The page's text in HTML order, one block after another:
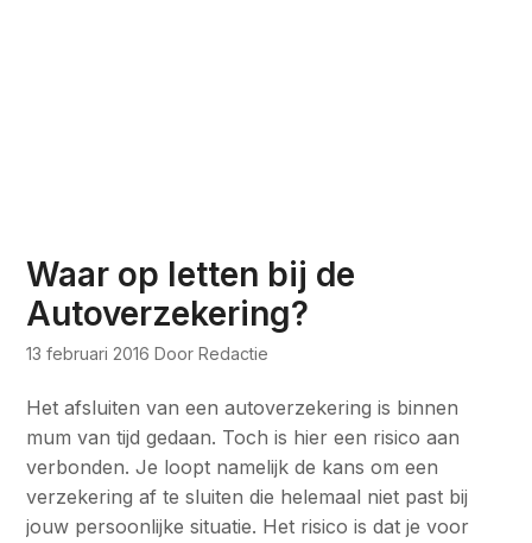
Waar op letten bij de
Autoverzekering?
13 februari 2016 Door Redactie
Het afsluiten van een autoverzekering is binnen
mum van tijd gedaan. Toch is hier een risico aan
verbonden. Je loopt namelijk de kans om een
verzekering af te sluiten die helemaal niet past bij
jouw persoonlijke situatie. Het risico is dat je voor